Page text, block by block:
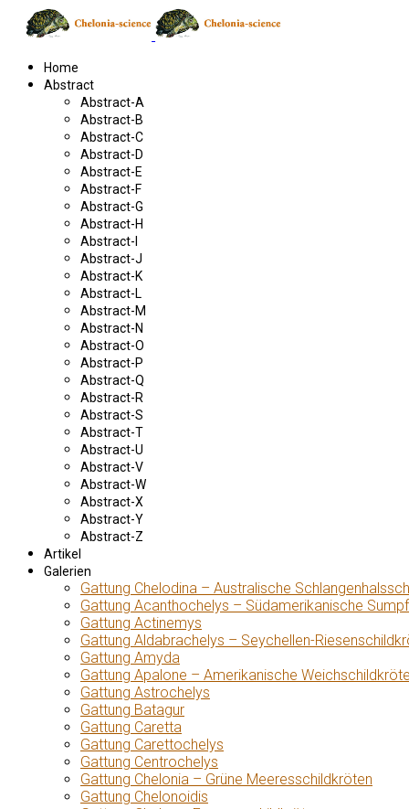
Home
Abstract
Abstract-A
Abstract-B
Abstract-C
Abstract-D
Abstract-E
Abstract-F
Abstract-G
Abstract-H
Abstract-I
Abstract-J
Abstract-K
Abstract-L
Abstract-M
Abstract-N
Abstract-O
Abstract-P
Abstract-Q
Abstract-R
Abstract-S
Abstract-T
Abstract-U
Abstract-V
Abstract-W
Abstract-X
Abstract-Y
Abstract-Z
Artikel
Galerien
Gattung Chelodina – Australische
Gattung Acanthochelys – Südamerikanische
Gattung Actinemys
Gattung Aldabrachelys – Seychellen-
Gattung Amyda
Gattung Apalone – Amerikanische
Gattung Astrochelys
Gattung Batagur
Gattung Caretta
Gattung Carettochelys
Gattung Centrochelys
Gattung Chelonia – Grüne Meeresschildkröten
Gattung Chelonoidis